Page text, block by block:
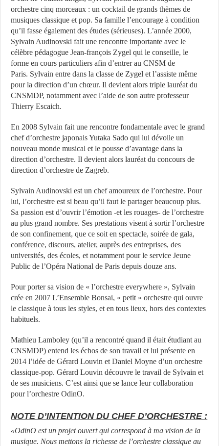
orchestre cinq morceaux : un cocktail de grands thèmes de
musiques classique et pop. Sa famille l’encourage à condition
qu’il fasse également des études (sérieuses). L’année 2000,
Sylvain Audinovski fait une rencontre importante avec le
célèbre pédagogue Jean-françois Zygel qui le conseille, le
forme en cours particuliers afin d’entrer au CNSM de
Paris. Sylvain entre dans la classe de Zygel et l’assiste même
pour la direction d’un chœur. Il devient alors triple lauréat du
CNSMDP, notamment avec l’aide de son autre professeur
Thierry Escaich.
En 2008 Sylvain fait une rencontre fondamentale avec le grand
chef d’orchestre japonais Yutaka Sado qui lui dévoile un
nouveau monde musical et le pousse d’avantage dans la
direction d’orchestre. Il devient alors lauréat du concours de
direction d’orchestre de Zagreb.
Sylvain Audinovski est un chef amoureux de l’orchestre. Pour
lui, l’orchestre est si beau qu’il faut le partager beaucoup plus.
Sa passion est d’ouvrir l’émotion -et les rouages- de l’orchestre
au plus grand nombre. Ses prestations visent à sortir l’orchestre
de son confinement, que ce soit en spectacle, soirée de gala,
conférence, discours, atelier, auprès des entreprises, des
universités, des écoles, et notamment pour le service Jeune
Public de l’Opéra National de Paris depuis douze ans.
Pour porter sa vision de « l’orchestre everywhere », Sylvain
crée en 2007 L’Ensemble Bonsai, « petit » orchestre qui ouvre
le classique à tous les styles, et en tous lieux, hors des contextes
habituels.
Mathieu Lamboley (qu’il a rencontré quand il était étudiant au
CNSMDP) entend les échos de son travail et lui présente en
2014 l’idée de Gérard Louvin et Daniel Moyne d’un orchestre
classique-pop. Gérard Louvin découvre le travail de Sylvain et
de ses musiciens. C’est ainsi que se lance leur collaboration
pour l’orchestre OdinO.
NOTE D’INTENTION DU CHEF D’ORCHESTRE :
«OdinO est un projet ouvert qui correspond à ma vision de la
musique. Nous mettons la richesse de l’orchestre classique au